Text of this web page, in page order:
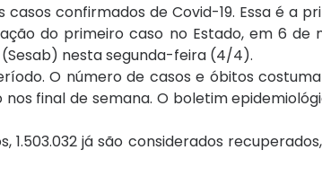
confirmados de Covid-19. Essa é a
do primeiro caso no Estado, em 6 de
nesta segunda-feira (4/4).
O número de casos e óbitos
final de semana. O boletim
1.503.032 já são considerados